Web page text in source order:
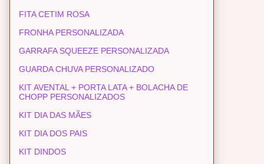
FITA CETIM ROSA
FRONHA PERSONALIZADA
GARRAFA SQUEEZE PERSONALIZADA
GUARDA CHUVA PERSONALIZADO
KIT AVENTAL + PORTA LATA + BOLACHA DE
CHOPP PERSONALIZADOS
KIT DIA DAS MÃES
KIT DIA DOS PAIS
KIT DINDOS